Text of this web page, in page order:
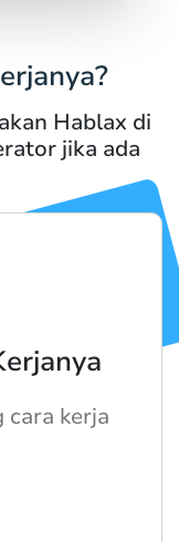
Hablax di
jika ada
kerja